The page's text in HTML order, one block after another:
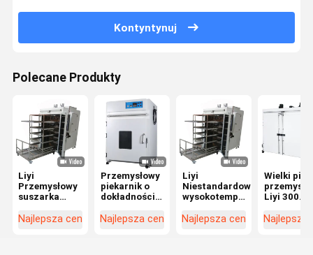
Kontyntynuj
Polecane Produkty
Liyi
Przemysłowy
suszarka
szkła
Najlepsza cena
Przemysłowy
piekarnik o
dokładności
zabezpieczeniem
Najlepsza cena
Liyi
Niestandardowa
wysokotemperaturowa
oczyszczania
Najlepsza cena
Wielki piec
Liyi 300
OEM o
Najlepsza